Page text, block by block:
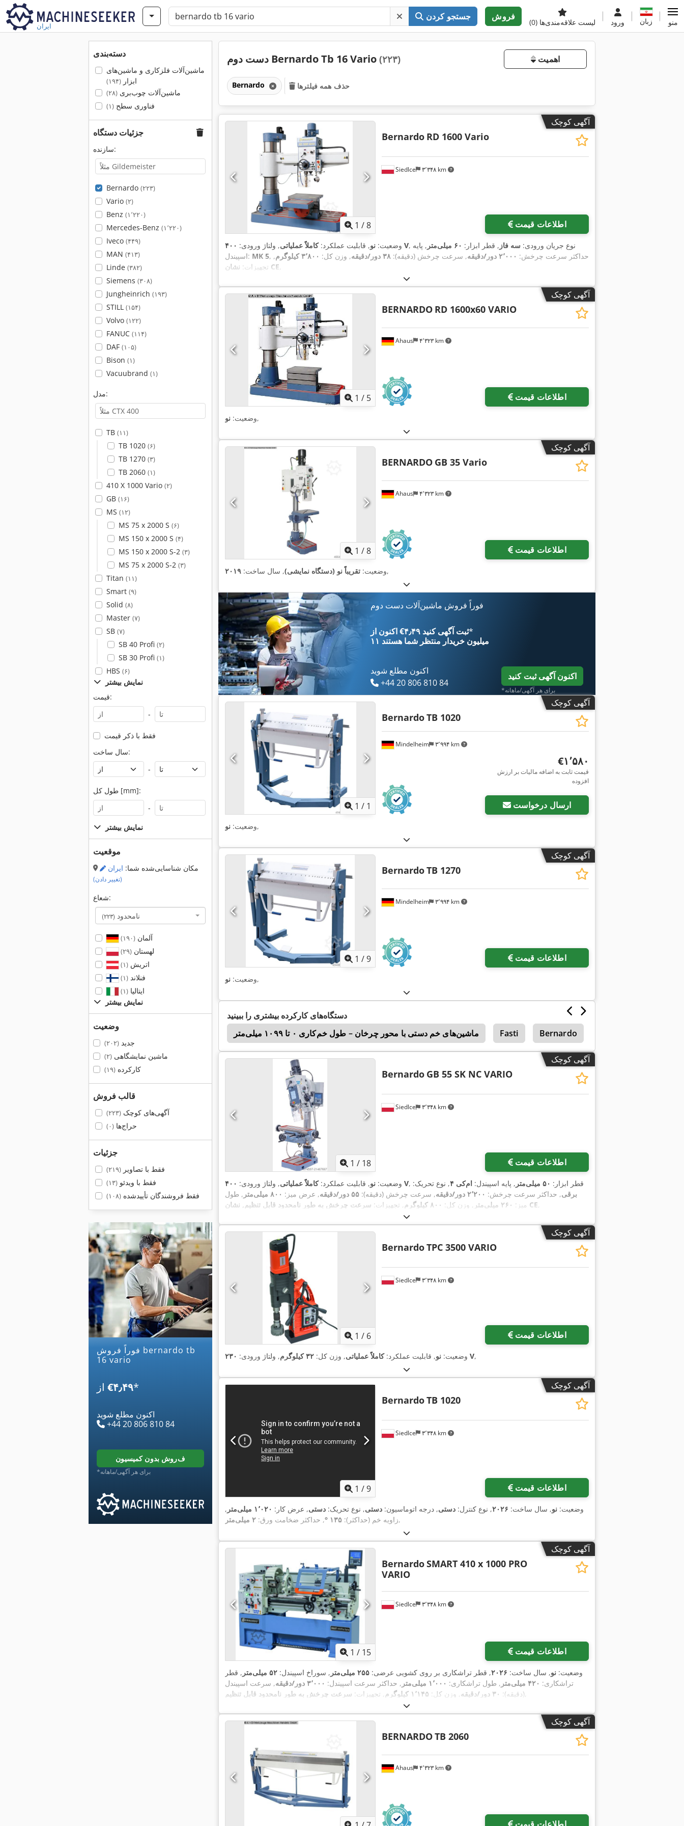
ایران
جستجو کردن فروش
لیست علاقه‌مندی‌ها (0) ورود زبان منو
دسته‌بندی
ماشین‌آلات فلزکاری و ماشین‌های
ابزار(۱۹۴)
ماشین‌آلات چوب‌بری(۲۸)
فناوری سطح(۱)
جزئیات دستگاه
سازنده:
Bernardo (۲۲۳)
Vario (۲)
Benz (۱٬۲۲۰)
Mercedes-Benz (۱٬۲۲۰)
Iveco (۴۴۹)
MAN (۴۱۳)
Linde (۳۸۲)
Siemens (۳۰۸)
Jungheinrich (۱۹۳)
STILL (۱۵۴)
Volvo (۱۲۲)
FANUC (۱۱۴)
DAF (۱۰۵)
Bison (۱)
Vacuubrand (۱)
مدل:
TB (۱۱)
TB 1020 (۶)
TB 1270 (۳)
TB 2060 (۱)
410 X 1000 Vario (۲)
GB (۱۶)
MS (۱۲)
MS 75 x 2000 S (۶)
MS 150 x 2000 S (۴)
MS 150 x 2000 S-2 (۳)
MS 75 x 2000 S-2 (۳)
Titan (۱۱)
Smart (۹)
Solid (۸)
Master (۷)
SB (۷)
SB 40 Profi (۲)
SB 30 Profi (۱)
HBS (۶)
نمایش بیشتر
قیمت:
-
فقط با ذکر قیمت
سال ساخت:
-
طول کل [mm]:
-
نمایش بیشتر
موقعیت
مکان شناسایی‌شده شما: ایران
(تغییر دادن)
شعاع:
نامحدود (۲۲۳)
آلمان(۱۹۰)
لهستان(۲۹)
اتریش(۱)
فنلاند(۱)
ایتالیا(۱)
نمایش بیشتر
وضعیت
جدید(۲۰۲)
ماشین نمایشگاهی(۲)
کارکرده(۱۹)
قالب فروش
آگهی‌های کوچک(۲۲۳)
حراج‌ها(۰)
جزئیات
فقط با تصاویر(۲۱۹)
فقط با ویدئو(۱۳)
فقط فروشندگان تأییدشده(۱۰۸)
فوراً فروش bernardo tb
16 vario
‎€۴٫۴۹*
اکنون مطلع شوید
+44 20 806 810 84
فروش بدون کمیسیون
*برای هر آگهی/ماهانه
دست دوم Bernardo Tb 16 Vario (۲۲۳) اهمیت
Bernardo حذف همه فیلترها
آگهی کوچک
1 /8
Siedlce ۳٬۳۴۸ km
Bernardo RD 1600 Vario
اطلاعات قیمت
وضعیت: نو, قابلیت عملکرد:کاملاً عملیاتی, ولتاژ ورودی: ۴۰۰ V , نوع جریان ورودی: سه فاز , قطر ابزار: ۶۰ میلی‌متر
, پایه
اسپیندل: MK 5 , حداکثر سرعت چرخش: ۲٬۰۰۰ دور/دقیقه , سرعت چرخش (دقیقه): ۳۸ دور/دقیقه , وزن کل: ۳٬۸۰۰ کیلوگرم
,
تجهیزات: نشان CE,
آگهی کوچک
1 / 5
Ahaus ۴٬۳۲۳ km
BERNARDO RD 1600x60 VARIO
اطلاعات قیمت
وضعیت: نو ,
آگهی کوچک
1 /8
Ahaus ۴٬۳۲۳ km
BERNARDO GB 35 Vario
اطلاعات قیمت
وضعیت: تقریباً نو (دستگاه نمایشی), سال ساخت: ۲۰۱۹ ,
فوراً فروش ماشین‌آلات دست دوم
اکنون از ‎€۴٫۴۹ ثبت آگهی کنید*
۱۱ میلیون خریدار منتظر شما هستند
اکنون مطلع شوید
+44 20 806 810 84
اکنون آگهی ثبت کنید
*برای هر آگهی/ماهانه
آگهی کوچک
1 / 1
Mindelheim ۳٬۹۹۴ km
BernardoTB 1020
‎€۱٬۵۸۰
قیمت ثابت به اضافه مالیات بر ارزش
افزوده
ارسال درخواست
وضعیت: نو ,
آگهی کوچک
1 /9
Mindelheim ۳٬۹۹۴ km
BernardoTB 1270
اطلاعات قیمت
وضعیت: نو ,
دستگاه‌های کارکرده بیشتری را ببینید
ماشین‌های خم دستی با محور چرخان – طول خم‌کاری ۰ تا ۱۰۹۹ میلی‌متر
Fasti Bernardo دفترچه راهنما
آگهی کوچک
1 / 18
Siedlce ۳٬۳۴۸ km
Bernardo GB 55 SK NC VARIO
اطلاعات قیمت
وضعیت: نو, قابلیت عملکرد:کاملاً عملیاتی, ولتاژ ورودی: ۴۰۰ V , قطر ابزار: ۵۰ میلی‌متر , پایه اسپیندل: ام‌کی ۴
, نوع تحریک:
برقی, حداکثر سرعت چرخش: ۲٬۲۰۰ دور/دقیقه , سرعت چرخش (دقیقه): ۵۵ دور/دقیقه , عرض میز: ۸۰۰ میلی‌متر
, طول
میز: ۲۶۰ میلی‌متر , وزن کل: ۸۰۰ کیلوگرم , تجهیزات: سرعت چرخش به طور نامحدود قابل تنظیم, نشان CE,
آگهی کوچک
1 / 6
Siedlce ۳٬۳۴۸ km
BernardoTPC 3500 VARIO
اطلاعات قیمت
وضعیت: نو, قابلیت عملکرد:کاملاً عملیاتی, وزن کل: ۳۲ کیلوگرم , ولتاژ ورودی: ۲۳۰ V,
آگهی کوچک
1 /9
Siedlce ۳٬۳۴۸ km
BernardoTB 1020
اطلاعات قیمت
وضعیت: نو, سال ساخت: ۲۰۲۶, نوع کنترل: دستی, درجه اتوماسیون: دستی, نوع تحریک: دستی, عرض کار: ۱٬۰۲۰ میلی‌متر
,
زاویه خم (حداکثر): ۱۳۵ ° , حداکثر ضخامت ورق: ۲ میلی‌متر ,
آگهی کوچک
1 / 15
Siedlce ۳٬۳۴۸ km
BernardoSMART 410 x 1000 PRO
VARIO
اطلاعات قیمت
وضعیت: نو, سال ساخت: ۲۰۲۶, قطر تراشکاری بر روی کشویی عرضی: ۲۵۵ میلی‌متر , سوراخ اسپیندل: ۵۲ میلی‌متر
, قطر
تراشکاری: ۴۲۰ میلی‌متر , طول تراشکاری: ۱٬۰۰۰ میلی‌متر , حداکثر سرعت اسپیندل: ۳٬۰۰۰ دور/دقیقه
, سرعت اسپیندل
(دقیقه): ۳۰ دور/دقیقه , وزن کل: ۱٬۱۴۵ کیلوگرم , تجهیزات: سرعت چرخش به طور نامحدود قابل تنظیم ,
آگهی کوچک
Ahaus ۴٬۳۲۳ km
BERNARDOTB 2060